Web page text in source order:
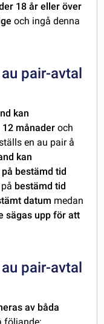
18 år eller över
och ingå denna
pair-avtal
kan
månader och
en au pair å
kan
bestämd tid
bestämd tid
datum medan
sägas upp för att
pair-avtal
av båda